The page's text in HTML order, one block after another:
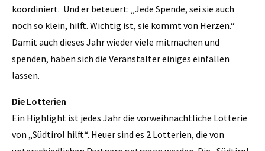
koordiniert. Und er beteuert: „Jede Spende, sei sie auch
noch so klein, hilft. Wichtig ist, sie kommt von Herzen.“
Damit auch dieses Jahr wieder viele mitmachen und
spenden, haben sich die Veranstalter einiges einfallen
lassen.
Die Lotterien
Ein Highlight ist jedes Jahr die vorweihnachtliche Lotterie
von „Südtirol hilft“. Heuer sind es 2 Lotterien, die von